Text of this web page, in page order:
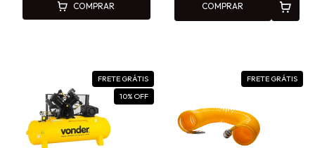
COMPRAR COMPRAR
FRETE GRÁTIS
10% OFF
FRETE GRÁTIS